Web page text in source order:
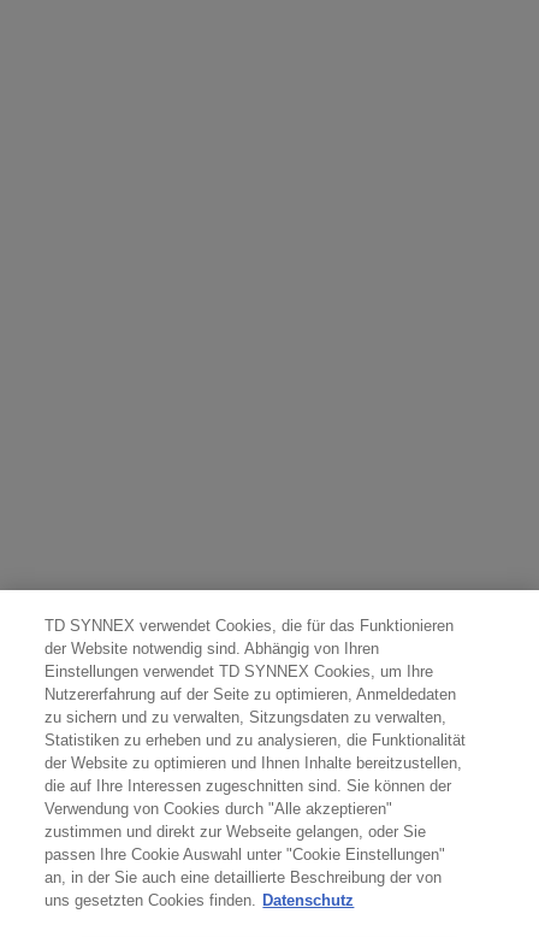
TD SYNNEX verwendet Cookies, die für das Funktionieren
der Website notwendig sind. Abhängig von Ihren
Einstellungen verwendet TD SYNNEX Cookies, um Ihre
Nutzererfahrung auf der Seite zu optimieren, Anmeldedaten
zu sichern und zu verwalten, Sitzungsdaten zu verwalten,
Statistiken zu erheben und zu analysieren, die Funktionalität
der Website zu optimieren und Ihnen Inhalte bereitzustellen,
die auf Ihre Interessen zugeschnitten sind. Sie können der
Verwendung von Cookies durch "Alle akzeptieren"
zustimmen und direkt zur Webseite gelangen, oder Sie
passen Ihre Cookie Auswahl unter "Cookie Einstellungen"
an, in der Sie auch eine detaillierte Beschreibung der von
uns gesetzten Cookies finden. Datenschutz